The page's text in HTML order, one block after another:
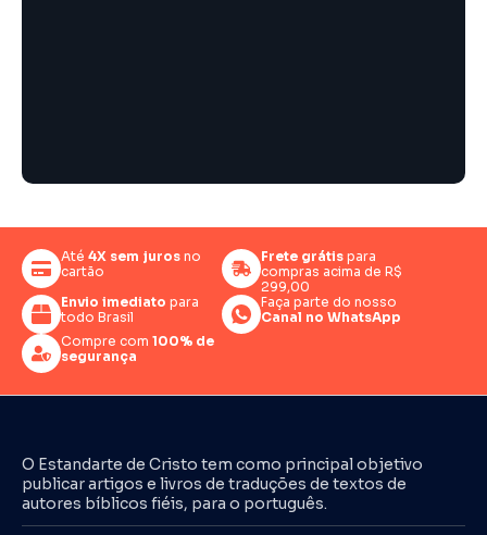
Até 4X sem juros no
cartão
Frete grátispara
compras acima de R$
299,00
Envio imediato para
todo Brasil
Faça parte do nosso
Canal no WhatsApp
Compre com 100% de
segurança
O Estandarte de Cristo tem como principal objetivo
publicar artigos e livros de traduções de textos de
autores bíblicos fiéis, para o português.